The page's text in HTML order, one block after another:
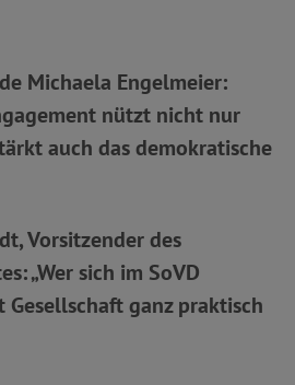
Michaela Engelmeier:
nützt nicht nur
auch das demokratische
Vorsitzender des
„Wer sich im SoVD
ganz praktisch